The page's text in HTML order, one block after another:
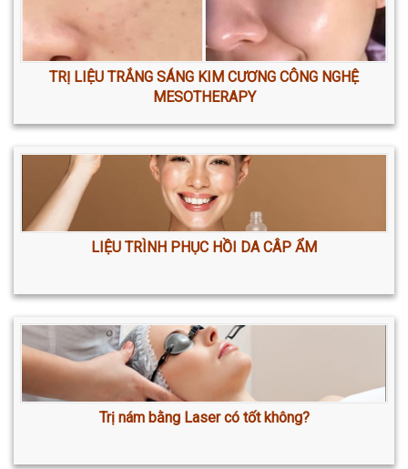
TRỊ LIỆU TRẮNG SÁNG KIM CƯƠNG CÔNG NGHỆ
MESOTHERAPY
LIỆU TRÌNH PHỤC HỒI DA CÂP ẨM
Trị nám bằng Laser có tốt không?